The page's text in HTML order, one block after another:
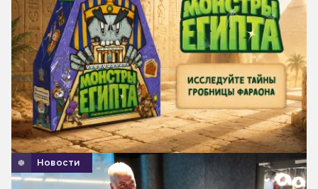
Новости